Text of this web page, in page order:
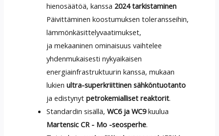
hienosäätöä, kanssa 2024 tarkistaminen
Päivittäminen koostumuksen toleransseihin,
lämmönkäsittelyvaatimukset,
ja mekaaninen ominaisuus vaihtelee
yhdenmukaisesti nykyaikaisen
energiainfrastruktuurin kanssa, mukaan
lukienultra-superkriittinen sähköntuotanto
ja edistynytpetrokemialliset reaktorit.
Standardin sisällä,WC6 ja WC9kuulua
Martensic CR - Mo -seosperhe.